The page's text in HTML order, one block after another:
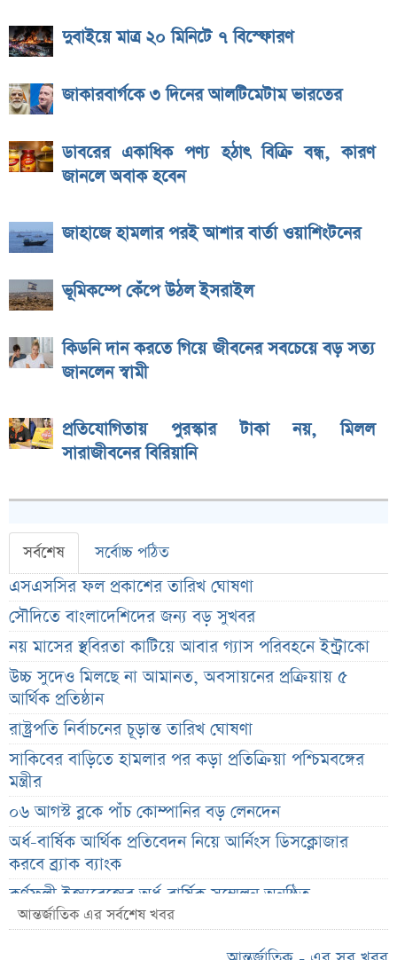
দুবাইয়ে মাত্র ২০ মিনিটে ৭ বিস্ফোরণ
জাকারবার্গকে ৩ দিনের আলটিমেটাম ভারতের
ডাবরের একাধিক পণ্য হঠাৎ বিক্রি বন্ধ, কারণ
জানলে অবাক হবেন
জাহাজে হামলার পরই আশার বার্তা ওয়াশিংটনের
ভূমিকম্পে কেঁপে উঠল ইসরাইল
কিডনি দান করতে গিয়ে জীবনের সবচেয়ে বড় সত্য
জানলেন স্বামী
প্রতিযোগিতায় পুরস্কার টাকা নয়, মিলল
সারাজীবনের বিরিয়ানি
সর্বশেষ সর্বোচ্চ পঠিত
এসএসসির ফল প্রকাশের তারিখ ঘোষণা
সৌদিতে বাংলাদেশিদের জন্য বড় সুখবর
নয় মাসের স্থবিরতা কাটিয়ে আবার গ্যাস পরিবহনে ইন্ট্রাকো
উচ্চ সুদেও মিলছে না আমানত, অবসায়নের প্রক্রিয়ায় ৫
আর্থিক প্রতিষ্ঠান
রাষ্ট্রপতি নির্বাচনের চূড়ান্ত তারিখ ঘোষণা
সাকিবের বাড়িতে হামলার পর কড়া প্রতিক্রিয়া পশ্চিমবঙ্গের
মন্ত্রীর
০৬ আগস্ট ব্লকে পাঁচ কোম্পানির বড় লেনদেন
অর্ধ-বার্ষিক আর্থিক প্রতিবেদন নিয়ে আর্নিংস ডিসক্লোজার
করবে ব্র্যাক ব্যাংক
কর্ণফুলী ইন্স্যুরেন্সের অর্ধ-বার্ষিক সম্মেলন অনুষ্ঠিত
৭৫ হাজার ২৮৩ শেয়ার মনোনীত উত্তরাধিকারীর নামে
আন্তর্জাতিক এর সর্বশেষ খবর